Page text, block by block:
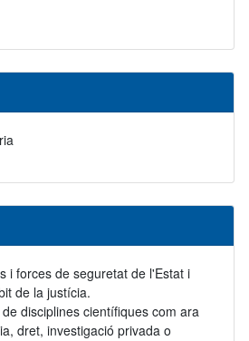
i forces de seguretat de l'Estat i
de la justícia.
disciplines científiques com ara
dret, investigació privada o